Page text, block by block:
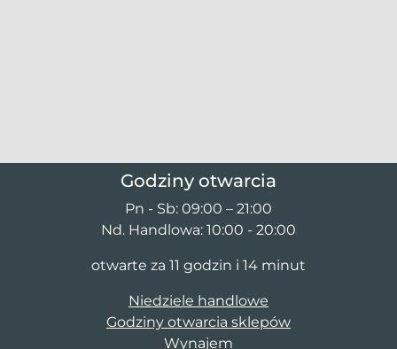
Godziny otwarcia
Pn - Sb: 09:00 – 21:00
Nd. Handlowa: 10:00 - 20:00
otwarte za 11 godzin i 14 minut
Niedziele handlowe
Godziny otwarcia sklepów
Wynajem